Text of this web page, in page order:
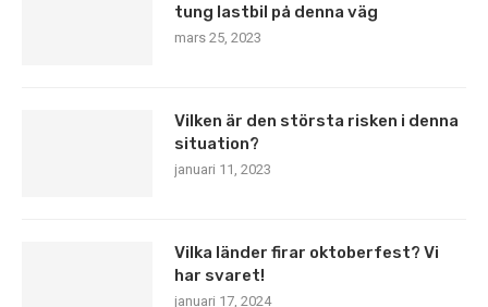
tung lastbil på denna väg
mars 25, 2023
Vilken är den största risken i denna
situation?
januari 11, 2023
Vilka länder firar oktoberfest? Vi
har svaret!
januari 17, 2024